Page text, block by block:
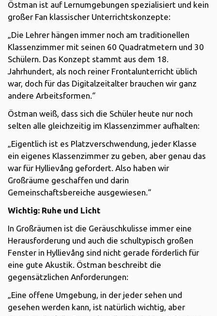
Östman ist auf Lernumgebungen spezialisiert und kein
großer Fan klassischer Unterrichtskonzepte:
„Die Lehrer hängen immer noch am traditionellen
Klassenzimmer mit seinen 60 Quadratmetern und 30
Schülern. Das Konzept stammt aus dem 18.
Jahrhundert, als noch reiner Frontalunterricht üblich
war, doch für das Digitalzeitalter brauchen wir ganz
andere Arbeitsformen.“
Östman weiß, dass sich die Schüler heute nur noch
selten alle gleichzeitig im Klassenzimmer aufhalten:
„Eigentlich ist es Platzverschwendung, jeder Klasse
ein eigenes Klassenzimmer zu geben, aber genau das
war für Hyllievång gefordert. Also haben wir
Großräume geschaffen und darin
Gemeinschaftsbereiche ausgewiesen.“
Wichtig: Ruhe und Licht
In Großräumen ist die Geräuschkulisse immer eine
Herausforderung und auch die schultypisch großen
Fenster in Hyllievång sind nicht gerade förderlich für
eine gute Akustik. Östman beschreibt die
gegensätzlichen Anforderungen:
„Eine offene Umgebung, in der jeder sehen und
gesehen werden kann, ist natürlich wichtig, aber